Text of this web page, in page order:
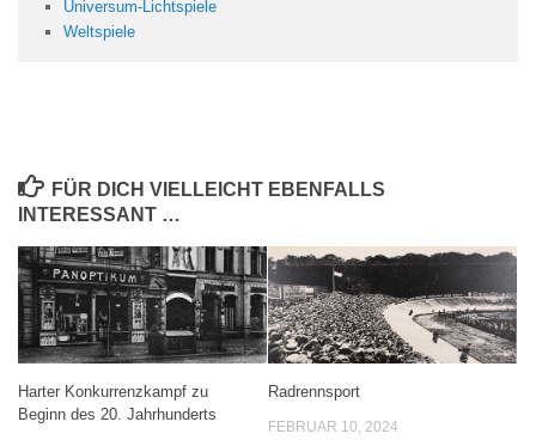
Universum-Lichtspiele
Weltspiele
FÜR DICH VIELLEICHT EBENFALLS
INTERESSANT …
Harter Konkurrenzkampf zu
Beginn des 20. Jahrhunderts
Radrennsport
FEBRUAR 10, 2024